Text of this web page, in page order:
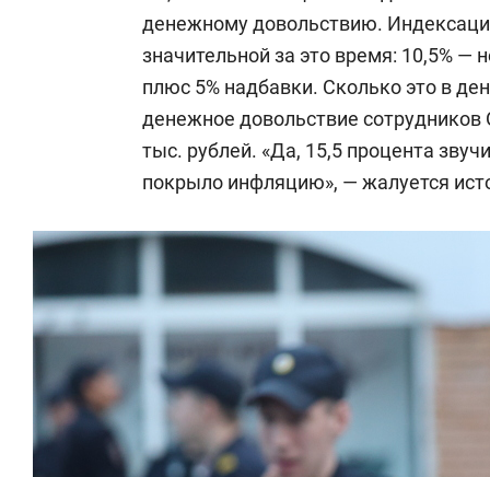
денежному довольствию.
значительной за это время: 10,5% —
плюс 5% надбавки. Сколько это в
денежное довольствие
тыс. рублей. «Да, 15,5 процента
покрыло инфляцию», — жалуется